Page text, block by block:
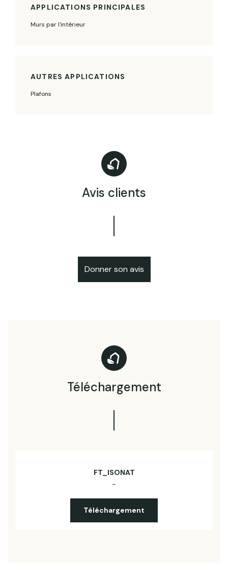
APPLICATIONS PRINCIPALES
Murs par l'intérieur
AUTRES APPLICATIONS
Plafons
Avis clients
Donner son avis
Téléchargement
FT_ISONAT
-
Téléchargement